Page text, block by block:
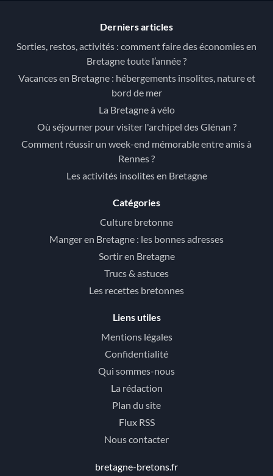
Derniers articles
Sorties, restos, activités : comment faire des économies en
Bretagne toute l’année ?
Vacances en Bretagne : hébergements insolites, nature et
bord de mer
La Bretagne à vélo
Où séjourner pour visiter l'archipel des Glénan ?
Comment réussir un week-end mémorable entre amis à
Rennes ?
Les activités insolites en Bretagne
Catégories
Culture bretonne
Manger en Bretagne : les bonnes adresses
Sortir en Bretagne
Trucs & astuces
Les recettes bretonnes
Liens utiles
Mentions légales
Confidentialité
Qui sommes-nous
La rédaction
Plan du site
Flux RSS
Nous contacter
bretagne-bretons.fr